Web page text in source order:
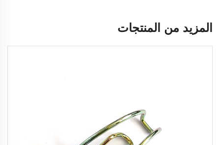
المزيد من المنتجات